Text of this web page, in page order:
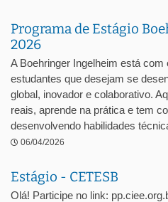
Programa de Estágio
2026
A Boehringer Ingelheim está
estudantes que desejam se
global, inovador e colaborativo.
reais, aprende na prática e tem
desenvolvendo habilidades
06/04/2026
Estágio - CETESB
Olá! Participe no link: